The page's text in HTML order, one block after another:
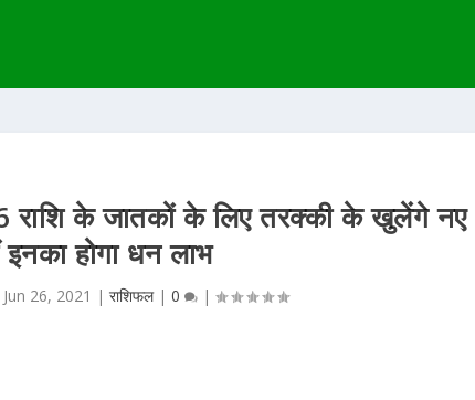
राशि के जातकों के लिए तरक्की के खुलेंगे नए
इनका होगा धन लाभ
Jun 26, 2021 | राशिफल| 0 |